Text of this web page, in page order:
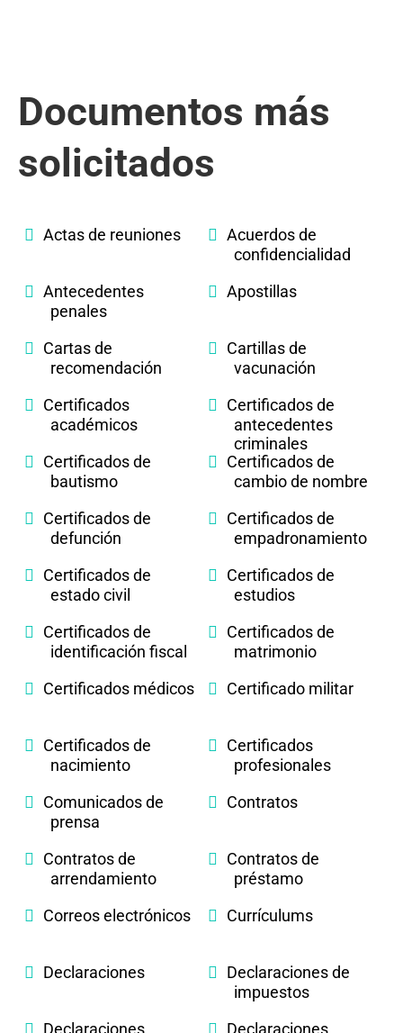
Documentos más
solicitados
Actas de reuniones
Acuerdos de
confidencialidad
Antecedentes
penales
Apostillas
Cartas de
recomendación
Cartillas de
vacunación
Certificados
académicos
Certificados de
antecedentes
criminales
Certificados de
bautismo
Certificados de
cambio de nombre
Certificados de
defunción
Certificados de
empadronamiento
Certificados de
estado civil
Certificados de
estudios
Certificados de
identificación fiscal
Certificados de
matrimonio
Certificados médicos
Certificado militar
Certificados de
nacimiento
Certificados
profesionales
Comunicados de
prensa
Contratos
Contratos de
arrendamiento
Contratos de
préstamo
Correos electrónicos
Currículums
Declaraciones
Declaraciones de
impuestos
Declaraciones
Declaraciones